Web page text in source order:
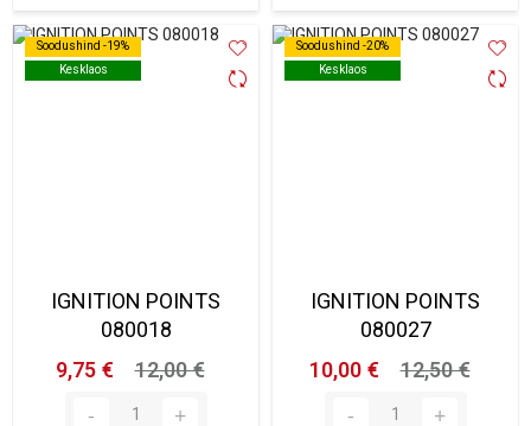
Soodushind -19%
Kesklaos
Soodushind -19%
Kesklaos
IGNITION POINTS
080018
9,75 €
12,00 €
Soodushind -20%
Kesklaos
Soodushind -20%
Kesklaos
IGNITION POINTS
080027
10,00 €
12,50 €